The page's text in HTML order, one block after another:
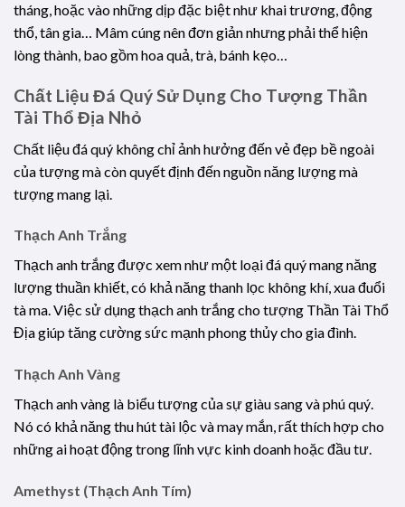
tháng, hoặc vào những dịp đặc biệt như khai trương, động
thổ, tân gia… Mâm cúng nên đơn giản nhưng phải thể hiện
lòng thành, bao gồm hoa quả, trà, bánh kẹo…
Chất Liệu Đá Quý Sử Dụng Cho Tượng Thần
Tài Thổ Địa Nhỏ
Chất liệu đá quý không chỉ ảnh hưởng đến vẻ đẹp bề ngoài
của tượng mà còn quyết định đến nguồn năng lượng mà
tượng mang lại.
Thạch Anh Trắng
Thạch anh trắng được xem như một loại đá quý mang năng
lượng thuần khiết, có khả năng thanh lọc không khí, xua đuổi
tà ma. Việc sử dụng thạch anh trắng cho tượng Thần Tài Thổ
Địa giúp tăng cường sức mạnh phong thủy cho gia đình.
Thạch Anh Vàng
Thạch anh vàng là biểu tượng của sự giàu sang và phú quý.
Nó có khả năng thu hút tài lộc và may mắn, rất thích hợp cho
những ai hoạt động trong lĩnh vực kinh doanh hoặc đầu tư.
Amethyst (Thạch Anh Tím)